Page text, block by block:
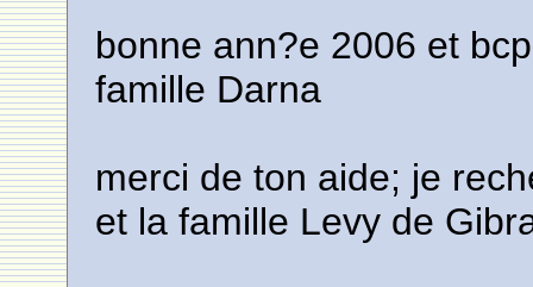
bonne ann?e 2006 et
famille Darna
merci de ton aide; je
et la famille Levy de